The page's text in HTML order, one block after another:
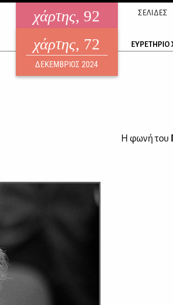
χάρτης, 92
ηλεκτρονικό περιοδικό
ΑΥΓΟΥΣΤΟΣ 2026
χάρτης, 72
ΔΕΚΕΜΒΡΙΟΣ 2024
ΣΕΛΙΔΕΣ
Η φωνή του